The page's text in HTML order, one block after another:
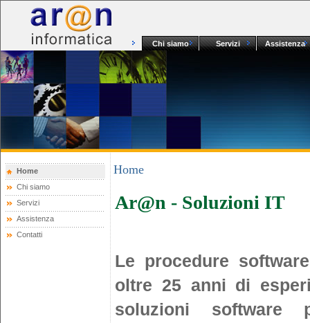
Chi siamo Servizi Assistenza
Home
Chi siamo
Servizi
Assistenza
Contatti
Home
Ar@n - Soluzioni IT
Le procedure
oltre 25 anni di
soluzioni